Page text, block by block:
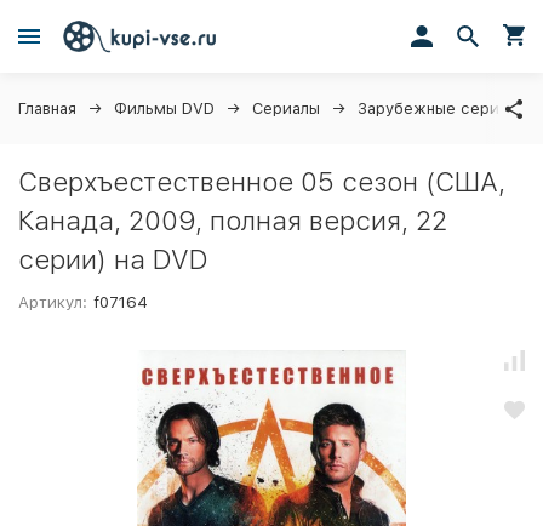
Главная Фильмы DVD Сериалы Зарубежные сериалы
Сверхъестественное 05 сезон (США,
Канада, 2009, полная версия, 22
серии) на DVD
Артикул: f07164